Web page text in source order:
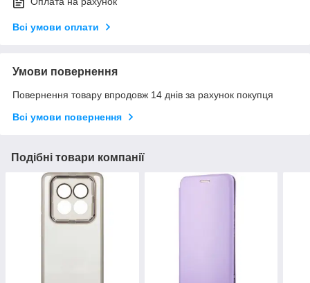
Всі умови оплати
Умови повернення
Повернення товару впродовж 14 днів за рахунок покупця
Всі умови повернення
Подібні товари компанії